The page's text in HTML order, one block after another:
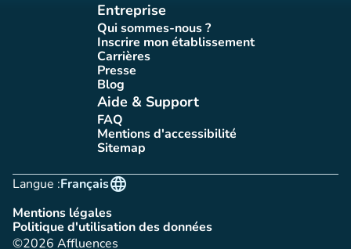
Entreprise
Qui sommes-nous ?
(nouvel onglet)
Inscrire mon établissement
(nouvel onglet)
Carrières(nouvel onglet)
Presse(nouvel onglet)
Blog(nouvel onglet)
Aide & Support
FAQ(nouvel onglet)
Mentions d'accessibilité
(nouvel onglet)
Sitemap(nouvel onglet)
Langue :
language
Français
Mentions légales
(nouvel onglet)
Politique d'utilisation des données
(nouvel onglet)
©2026 Affluences